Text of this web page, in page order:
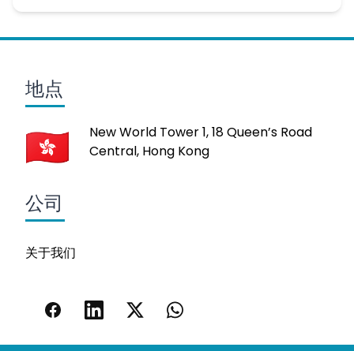
地点
New World Tower 1, 18 Queen’s Road
Central, Hong Kong
公司
关于我们